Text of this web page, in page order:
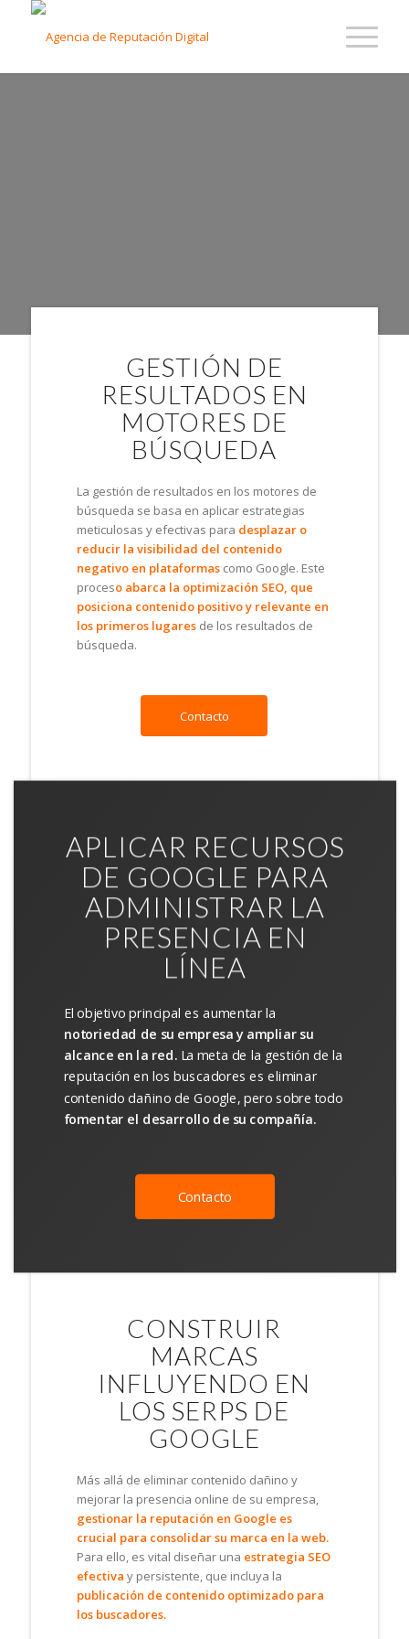
GESTIÓN DE
RESULTADOS EN
MOTORES DE
BÚSQUEDA
La gestión de resultados en los motores de
búsqueda se basa en aplicar estrategias
meticulosas y efectivas para desplazar o
reducir la visibilidad del contenido
negativo en plataformascomo Google. Este
proceso abarca la optimización SEO, que
posiciona contenido positivo y relevante en
los primeros lugaresde los resultados de
búsqueda.
Contacto
APLICAR RECURSOS
DE GOOGLE PARA
ADMINISTRAR LA
PRESENCIA EN
LÍNEA
El objetivo principal es aumentar la
notoriedad de su empresa y ampliar su
alcance en la red.La meta de la gestión de la
reputación en los buscadores es eliminar
contenido dañino de Google, pero sobre todo
fomentar el desarrollo de su compañía.
Contacto
CONSTRUIR
MARCAS
INFLUYENDO EN
LOS SERPS DE
GOOGLE
Más allá de eliminar contenido dañino y
mejorar la presencia online de su empresa,
gestionar la reputación en Google es
crucial para consolidar su marca en la web.
Para ello, es vital diseñar una estrategia SEO
efectiva y persistente, que incluya la
publicación de contenido optimizado para
los buscadores.